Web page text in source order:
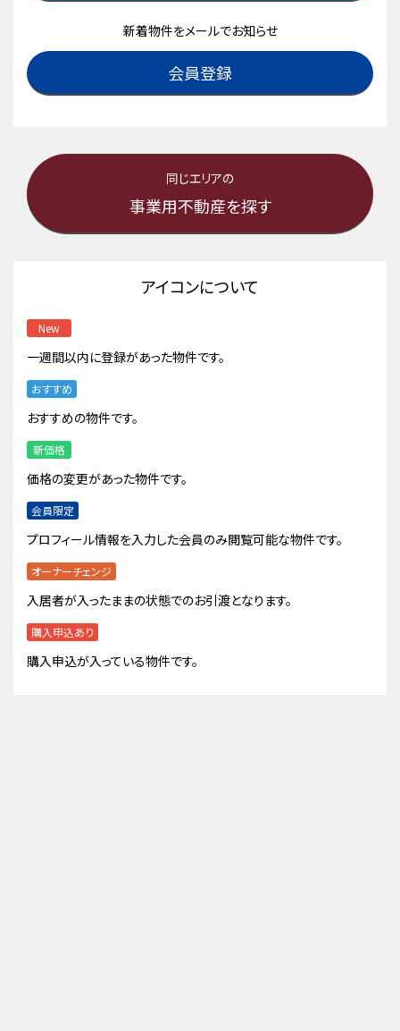
新着物件をメールでお知らせ
会員登録
同じエリアの
事業用不動産を探す
アイコンについて
New
一週間以内に登録があった物件です。
おすすめ
おすすめの物件です。
新価格
価格の変更があった物件です。
会員限定
プロフィール情報を入力した会員のみ閲覧可能な物件です。
オーナーチェンジ
入居者が入ったままの状態でのお引渡となります。
購入申込あり
購入申込が入っている物件です。